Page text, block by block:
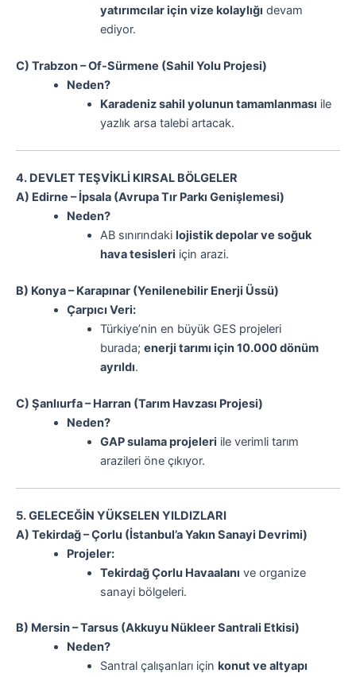
yatırımcılar için vize kolaylığı devam
ediyor.
C) Trabzon – Of-Sürmene (Sahil Yolu Projesi)
Neden?
Karadeniz sahil yolunun tamamlanması ile
yazlık arsa talebi artacak.
4. DEVLET TEŞVİKLİ KIRSAL BÖLGELER
A) Edirne – İpsala (Avrupa Tır Parkı Genişlemesi)
Neden?
AB sınırındaki lojistik depolar ve soğuk
hava tesisleri için arazi.
B) Konya – Karapınar (Yenilenebilir Enerji Üssü)
Çarpıcı Veri:
Türkiye’nin en büyük GES projeleri
burada; enerji tarımı için 10.000 dönüm
ayrıldı.
C) Şanlıurfa – Harran (Tarım Havzası Projesi)
Neden?
GAP sulama projeleri ile verimli tarım
arazileri öne çıkıyor.
5. GELECEĞİN YÜKSELEN YILDIZLARI
A) Tekirdağ – Çorlu (İstanbul’a Yakın Sanayi Devrimi)
Projeler:
Tekirdağ Çorlu Havaalanı ve organize
sanayi bölgeleri.
B) Mersin – Tarsus (Akkuyu Nükleer Santrali Etkisi)
Neden?
Santral çalışanları için konut ve altyapı